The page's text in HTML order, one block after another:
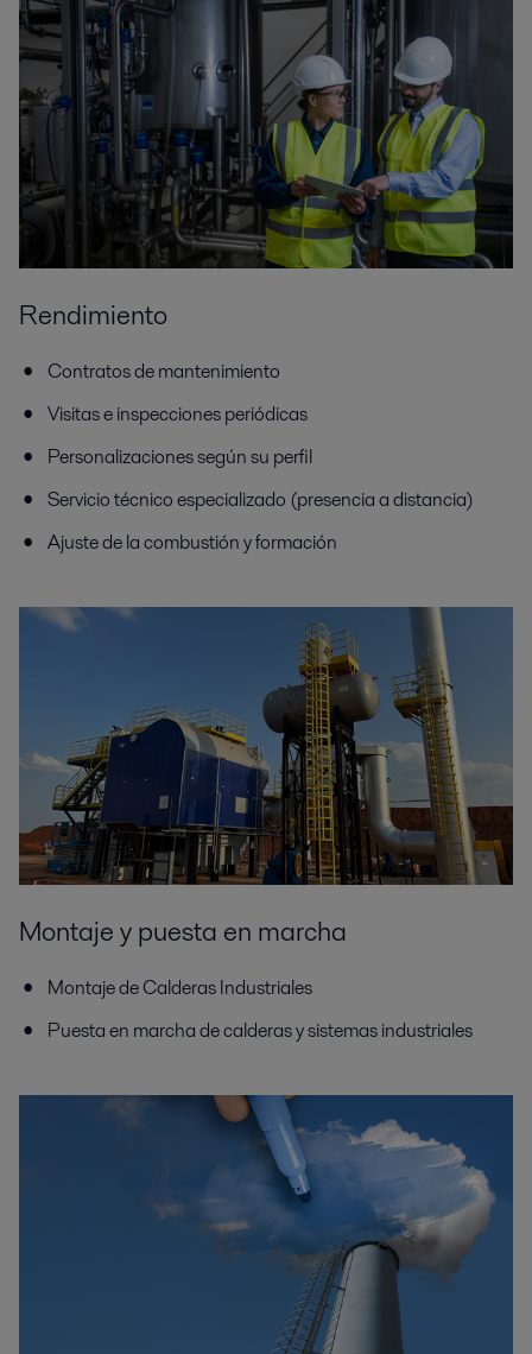
Rendimiento
Contratos de mantenimiento
Visitas e inspecciones periódicas
Personalizaciones según su perfil
Servicio técnico especializado (presencia a distancia)
Ajuste de la combustión y formación
Montaje y puesta en marcha
Montaje de Calderas Industriales
Puesta en marcha de calderas y sistemas industriales